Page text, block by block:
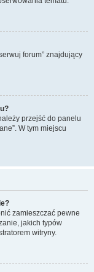
forum” znajdujący
przejść do panelu
W tym miejscu
zamieszczać pewne
jakich typów
witryny.